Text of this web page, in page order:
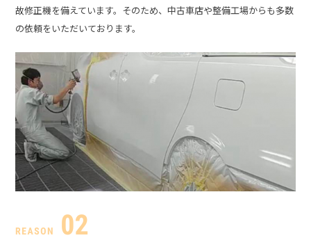
故修正機を備えています。そのため、中古車店や整備工場からも多数
の依頼をいただいております。